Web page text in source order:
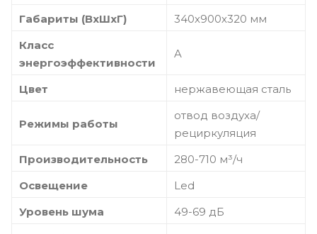
Габариты (ВхШхГ)
340х900х320 мм
Класс
энергоэффективности
A
Цвет нержавеющая сталь
Режимы работы
отвод воздуха/
рециркуляция
Производительность
280-710 м³/ч
Освещение
Led
Уровень шума
49-69 дБ